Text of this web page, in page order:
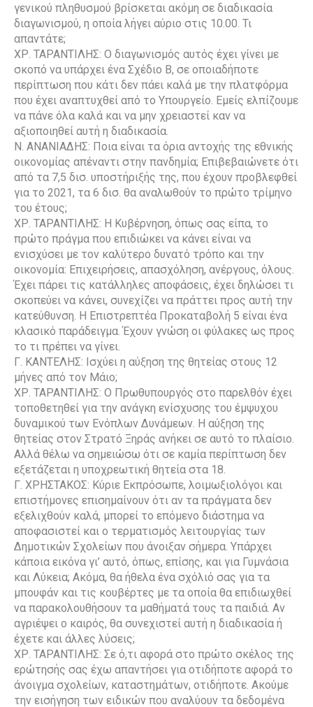
γενικού πληθυσμού βρίσκεται ακόμη σε διαδικασία
διαγωνισμού, η οποία λήγει αύριο στις 10.00. Τι
απαντάτε;
ΧΡ. ΤΑΡΑΝΤΙΛΗΣ: Ο διαγωνισμός αυτός έχει γίνει με
σκοπό να υπάρχει ένα Σχέδιο Β, σε οποιαδήποτε
περίπτωση που κάτι δεν πάει καλά με την πλατφόρμα
που έχει αναπτυχθεί από το Υπουργείο. Εμείς ελπίζουμε
να πάνε όλα καλά και να μην χρειαστεί καν να
αξιοποιηθεί αυτή η διαδικασία.
Ν. ΑΝΑΝΙΑΔΗΣ: Ποια είναι τα όρια αντοχής της εθνικής
οικονομίας απέναντι στην πανδημία; Επιβεβαιώνετε ότι
από τα 7,5 δισ. υποστήριξής της, που έχουν προβλεφθεί
για το 2021, τα 6 δισ. θα αναλωθούν το πρώτο τρίμηνο
του έτους;
ΧΡ. ΤΑΡΑΝΤΙΛΗΣ: Η Κυβέρνηση, όπως σας είπα, το
πρώτο πράγμα που επιδιώκει να κάνει είναι να
ενισχύσει με τον καλύτερο δυνατό τρόπο και την
οικονομία: Επιχειρήσεις, απασχόληση, ανέργους, όλους.
Έχει πάρει τις κατάλληλες αποφάσεις, έχει δηλώσει τι
σκοπεύει να κάνει, συνεχίζει να πράττει προς αυτή την
κατεύθυνση. Η Επιστρεπτέα Προκαταβολή 5 είναι ένα
κλασικό παράδειγμα. Έχουν γνώση οι φύλακες ως προς
το τι πρέπει να γίνει.
Γ. ΚΑΝΤΕΛΗΣ: Ισχύει η αύξηση της θητείας στους 12
μήνες από τον Μάιο;
ΧΡ. ΤΑΡΑΝΤΙΛΗΣ: Ο Πρωθυπουργός στο παρελθόν έχει
τοποθετηθεί για την ανάγκη ενίσχυσης του έμψυχου
δυναμικού των Ενόπλων Δυνάμεων. Η αύξηση της
θητείας στον Στρατό Ξηράς ανήκει σε αυτό το πλαίσιο.
Αλλά θέλω να σημειώσω ότι σε καμία περίπτωση δεν
εξετάζεται η υποχρεωτική θητεία στα 18.
Γ. ΧΡΗΣΤΑΚΟΣ: Κύριε Εκπρόσωπε, λοιμωξιολόγοι και
επιστήμονες επισημαίνουν ότι αν τα πράγματα δεν
εξελιχθούν καλά, μπορεί το επόμενο διάστημα να
αποφασιστεί και ο τερματισμός λειτουργίας των
Δημοτικών Σχολείων που άνοιξαν σήμερα. Υπάρχει
κάποια εικόνα γι’ αυτό, όπως, επίσης, και για Γυμνάσια
και Λύκεια; Ακόμα, θα ήθελα ένα σχόλιό σας για τα
μπουφάν και τις κουβέρτες με τα οποία θα επιδιωχθεί
να παρακολουθήσουν τα μαθήματά τους τα παιδιά. Αν
αγριέψει ο καιρός, θα συνεχιστεί αυτή η διαδικασία ή
έχετε και άλλες λύσεις;
ΧΡ. ΤΑΡΑΝΤΙΛΗΣ: Σε ό,τι αφορά στο πρώτο σκέλος της
ερώτησής σας έχω απαντήσει για οτιδήποτε αφορά το
άνοιγμα σχολείων, καταστημάτων, οτιδήποτε. Ακούμε
την εισήγηση των ειδικών που αναλύουν τα δεδομένα